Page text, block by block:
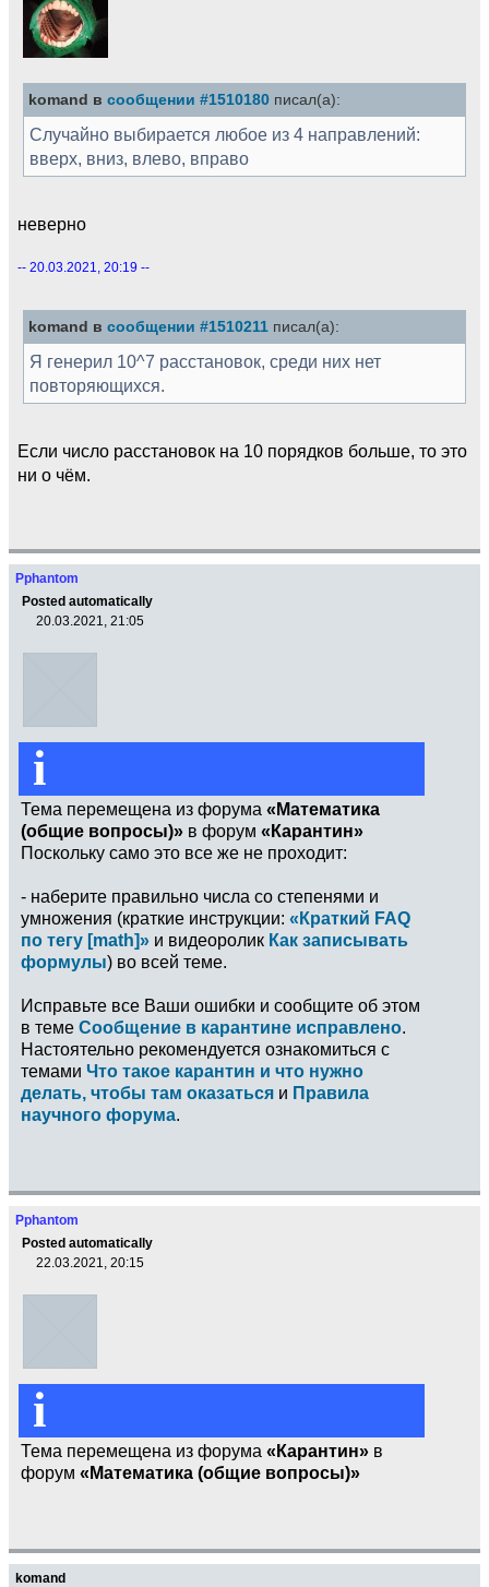
komand в сообщении #1510180 писал(а):
Случайно выбирается любое из 4 направлений:
вверх, вниз, влево, вправо
неверно
-- 20.03.2021, 20:19 --
komand в сообщении #1510211 писал(а):
Я генерил 10^7 расстановок, среди них нет
повторяющихся.
Если число расстановок на 10 порядков больше, то это
ни о чём.
Pphantom
Posted automatically
20.03.2021, 21:05
i
Тема перемещена из форума «Математика
(общие вопросы)» в форум «Карантин»
Поскольку само это все же не проходит:
- наберите правильно числа со степенями и
умножения (краткие инструкции: «Краткий FAQ
по тегу [math]» и видеоролик Как записывать
формулы) во всей теме.
Исправьте все Ваши ошибки и сообщите об этом
в теме Сообщение в карантине исправлено.
Настоятельно рекомендуется ознакомиться с
темами Что такое карантин и что нужно
делать, чтобы там оказаться и Правила
научного форума.
Pphantom
Posted automatically
22.03.2021, 20:15
i
Тема перемещена из форума «Карантин» в
форум «Математика (общие вопросы)»
komand